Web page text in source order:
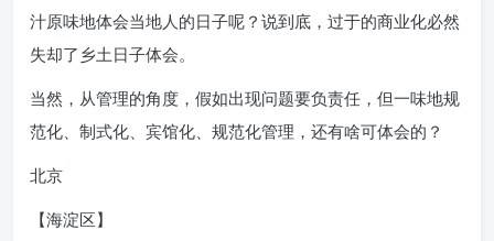
汁原味地体会当地人的日子呢？说到底，过于的商业化必然
失却了乡土日子体会。
当然，从管理的角度，假如出现问题要负责任，但一味地规
范化、制式化、宾馆化、规范化管理，还有啥可体会的？
北京
【海淀区】